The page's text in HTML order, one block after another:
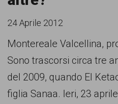
di
ordinario
razzismo
informazione,
approfondimento
24 Aprile 2012
Montereale Valcellina,
Sono trascorsi circa tre
del 2009, quando El
figlia Sanaa. Ieri, 23